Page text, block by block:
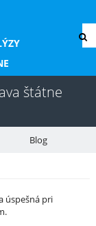
štátne
Blog
úspešná pri